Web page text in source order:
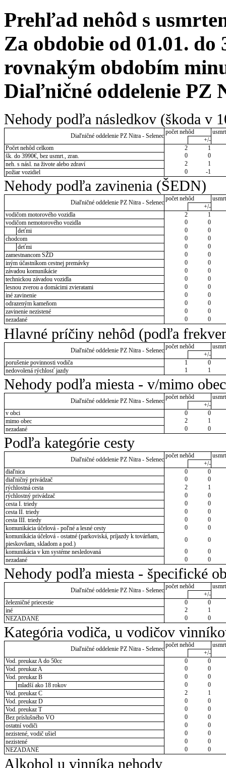
Prehľad nehôd s
Za obdobie od 01.01. do
rovnakým obdobím
Diaľničné oddelenie PZ
Nehody podľa následkov (škoda v
Diaľničné oddelenie PZ Nitra - Selenec
počet nehôd
+/-
Počet nehôd celkom
2
1
šk. do 3990€, bez usmrt., zran.
0
0
neh. s násl. na živote alebo zdraví
2
1
požiar vozidiel
0 -1
Nehody podľa zavinenia (ŠEDN)
Diaľničné oddelenie PZ Nitra - Selenec
počet nehôd
+/-
vodičom motorového vozidla
2
1
vodičom nemotorového vozidla
0
0
deťmi
0
0
chodcom
0
0
deťmi
0
0
zamestnancom SŽD
0
0
iným účastníkom cestnej premávky
0
0
závadou komunikácie
0
0
technickou závadou vozidla
0
0
lesnou zverou a domácimi zvieratami
0
0
iné zavinenie
0
0
odrazeným kameňom
0
0
zavinenie nezistené
0
0
nezadané
0 0
Hlavné príčiny nehôd (podľa
Diaľničné oddelenie PZ Nitra - Selenec
počet nehôd
+/-
porušenie povinnosti vodiča
1
0
nedovolená rýchlosť jazdy
1 1
Nehody podľa miesta - v/mimo obec
Diaľničné oddelenie PZ Nitra - Selenec
počet nehôd
+/-
v obci
0
0
mimo obec
2
1
nezadané
0 0
Podľa kategórie cesty
Diaľničné oddelenie PZ Nitra - Selenec
počet nehôd
+/-
diaľnica
0
0
diaľničný privádzač
0
0
rýchlostná cesta
2
1
rýchlostný privádzač
0
0
cesta I. triedy
0
0
cesta II. triedy
0
0
cesta III. triedy
0
0
komunikácia účelová - poľné a lesné cesty
0
0
komunikácia účelová - ostatné (parkoviská, príjazdy k továrňam,
pieskovňam, skladom a pod.)
0
0
komunikácia v km systéme nesledovaná
0
0
nezadané
0 0
Nehody podľa miesta - špecifické
Diaľničné oddelenie PZ Nitra - Selenec
počet nehôd
+/-
železničné priecestie
0
0
iné
2
1
NEZADANÉ
0 0
Kategória vodiča, u vodičov
Diaľničné oddelenie PZ Nitra - Selenec
počet nehôd
+/-
Vod. preukaz A do 50cc
0
0
Vod. preukaz A
0
0
Vod. preukaz B
0
0
mladší ako 18 rokov
0
0
Vod. preukaz C
2
1
Vod. preukaz D
0
0
Vod. preukaz T
0
0
Bez príslušného VO
0
0
ostatní vodiči
0
0
nezistené, vodič ušiel
0
0
nezistené
0
0
NEZADANÉ
0 0
Alkohol u vinníka nehody